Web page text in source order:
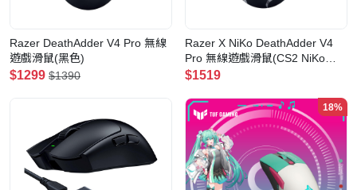
Razer DeathAdder V4 Pro 無線
遊戲滑鼠(黑色)
$1299 $1390
Razer X NiKo DeathAdder V4
Pro 無線遊戲滑鼠(CS2 NiKo
Edition)
$1519
18%